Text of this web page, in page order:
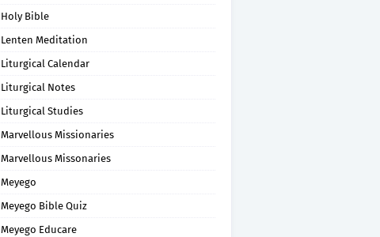
Holy Bible
Lenten Meditation
Liturgical Calendar
Liturgical Notes
Liturgical Studies
Marvellous Missionaries
Marvellous Missonaries
Meyego
Meyego Bible Quiz
Meyego Educare